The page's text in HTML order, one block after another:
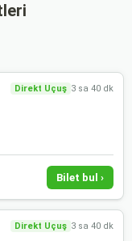
Direkt Uçuş 3 sa 40 dk
Bilet bul ›
Direkt Uçuş 3 sa 40 dk